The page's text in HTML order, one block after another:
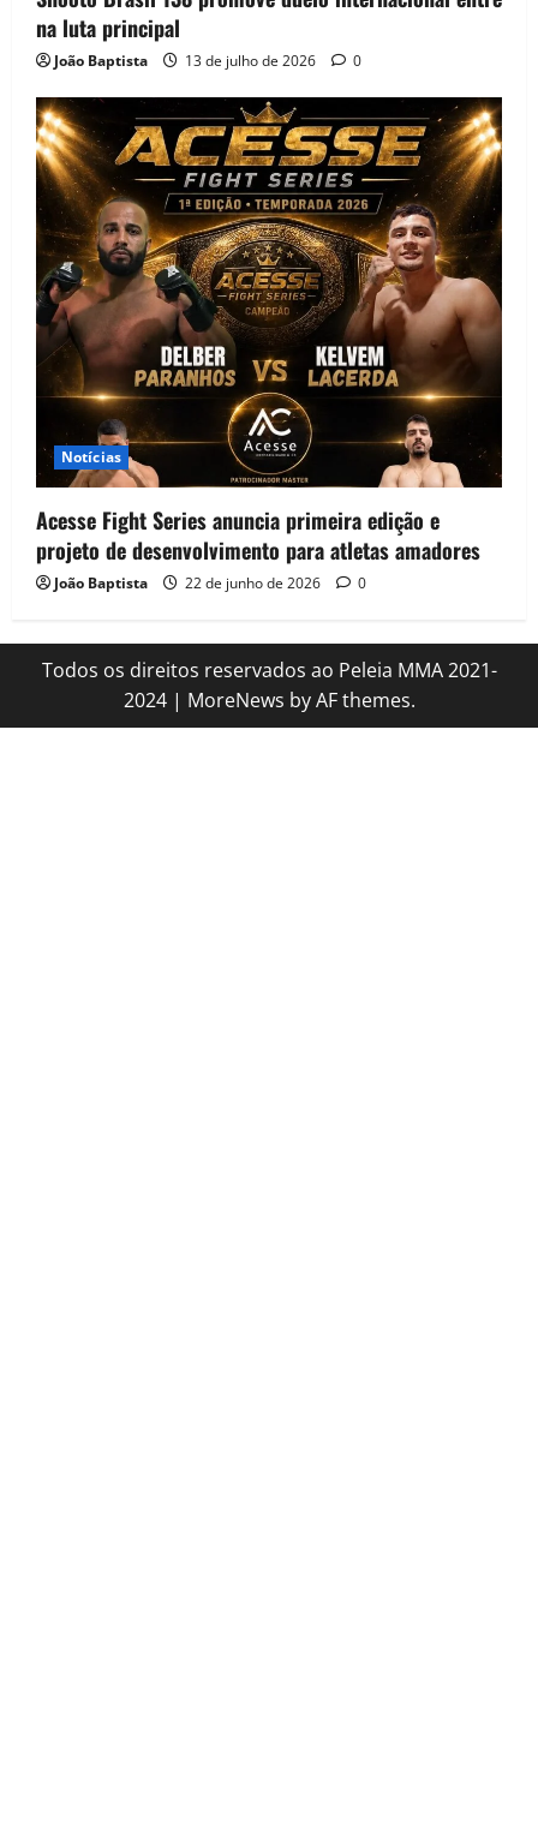
na luta principal
João Baptista 13 de julho de 2026 0
Notícias
Acesse Fight Series anuncia primeira edição e
projeto de desenvolvimento para atletas amadores
João Baptista 22 de junho de 2026 0
Todos os direitos reservados ao Peleia MMA 2021-
2024 | MoreNews by AF themes.